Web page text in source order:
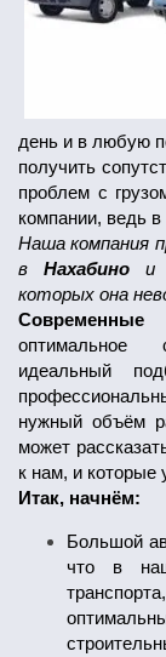
день и в любую
получить
проблем с
компании, ведь в
Наша компания
вНахабино и
которых она
Современные
оптимальное
идеальный
нужный объём
может
к нам, и которые
Итак, начнём:
Большой
что в